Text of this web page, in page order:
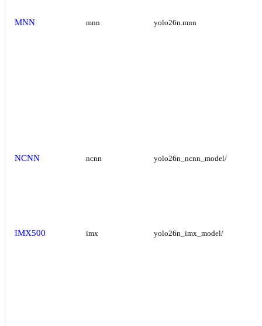
MNN mnn yolo26n.mnn
NCNN ncnn yolo26n_ncnn_model/
IMX500 imx yolo26n_imx_model/